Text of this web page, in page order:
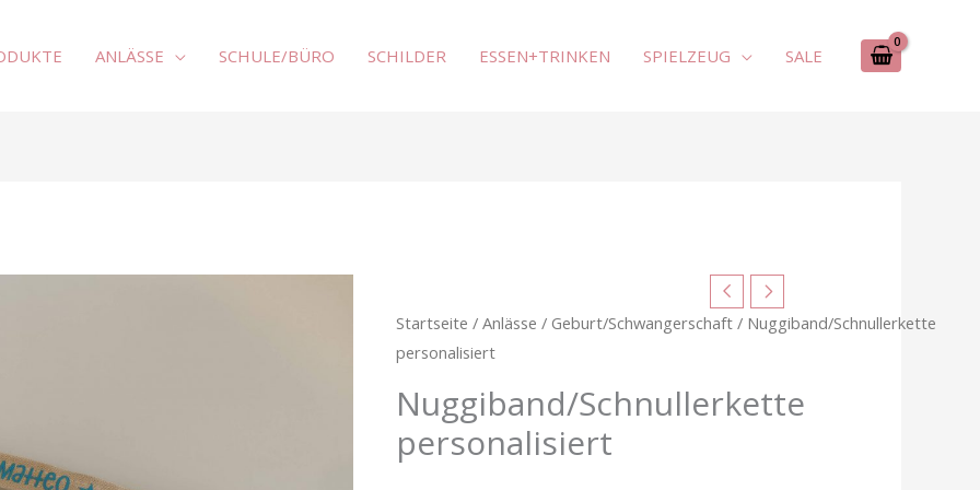
ANLÄSSE SCHULE/BÜRO SCHILDER ESSEN+TRINKEN SPIELZEUG SALE
Startseite /Anlässe / Geburt/Schwangerschaft / Nuggiband/Schnullerkette
personalisiert
Nuggiband/Schnullerkette
personalisiert
personalisiert
Menge